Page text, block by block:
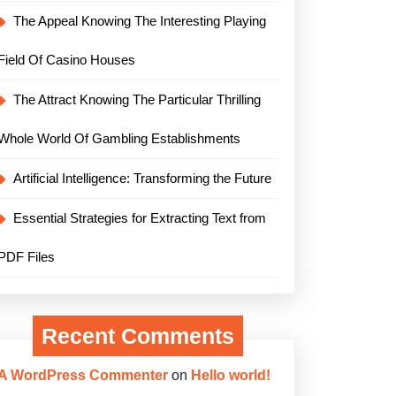
The Appeal Knowing The Interesting Playing
Of Casino Houses
The Attract Knowing The Particular Thrilling
World Of Gambling Establishments
Artificial Intelligence: Transforming the Future
Essential Strategies for Extracting Text from
Files
Recent Comments
WordPress Commenter on Hello world!